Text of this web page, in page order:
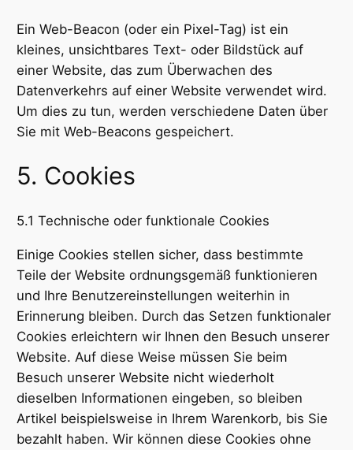
Ein Web-Beacon (oder ein Pixel-Tag) ist ein
kleines, unsichtbares Text- oder Bildstück auf
einer Website, das zum Überwachen des
Datenverkehrs auf einer Website verwendet wird.
Um dies zu tun, werden verschiedene Daten über
Sie mit Web-Beacons gespeichert.
5. Cookies
5.1 Technische oder funktionale Cookies
Einige Cookies stellen sicher, dass bestimmte
Teile der Website ordnungsgemäß funktionieren
und Ihre Benutzereinstellungen weiterhin in
Erinnerung bleiben. Durch das Setzen funktionaler
Cookies erleichtern wir Ihnen den Besuch unserer
Website. Auf diese Weise müssen Sie beim
Besuch unserer Website nicht wiederholt
dieselben Informationen eingeben, so bleiben
Artikel beispielsweise in Ihrem Warenkorb, bis Sie
bezahlt haben. Wir können diese Cookies ohne